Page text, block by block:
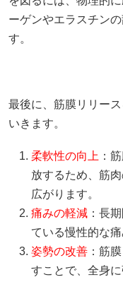
ーゲンやエラスチン
す。
最後に、筋膜リリー
いきます。
柔軟性の向上 ：
放するため、筋
広がります。
痛みの軽減 ：長
ている慢性的な
姿勢の改善 ：筋
すことで、全身